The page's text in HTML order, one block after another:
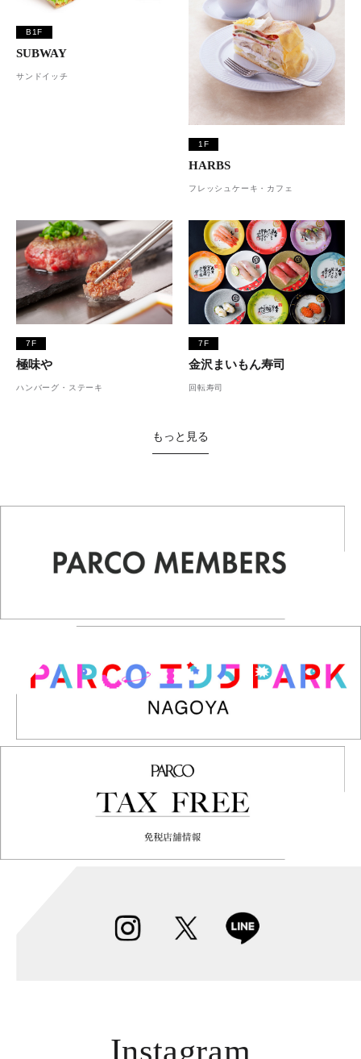
B1F
SUBWAY
サンドイッチ
1F
HARBS
フレッシュケーキ・カフェ
7F
極味や
ハンバーグ・ステーキ
7F
金沢まいもん寿司
回転寿司
もっと見る
Instagram